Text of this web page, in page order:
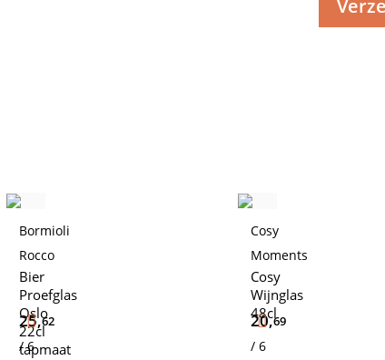
Bormioli
Rocco
Bier
Proefglas
Oslo
22cl
tapmaat
25,62
/ 6
Cosy
Moments
Cosy
Wijnglas
48cl
20,69
/ 6